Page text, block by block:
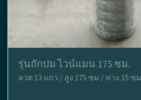
รุ่นถักปม ไวน์แมน 175 ซม.
ลวด 13 แถว / สูง 175 ซม / ห่าง 15 ซม